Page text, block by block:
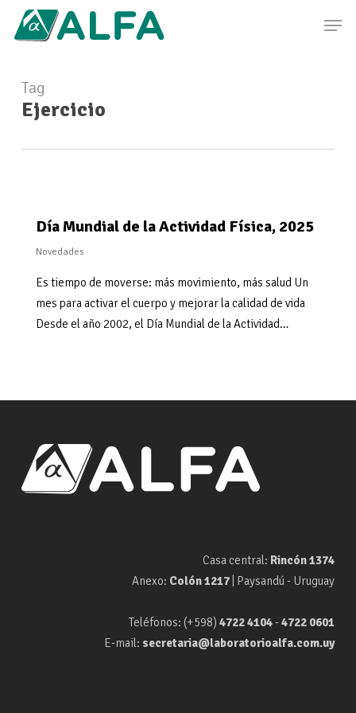
Tag
Ejercicio
Día Mundial de la Actividad Física, 2025
Novedades
Es tiempo de moverse: más movimiento, más salud Un
mes para activar el cuerpo y mejorar la calidad de vida
Desde el año 2002, el Día Mundial de la Actividad…
Casa central: Rincón 1374
Anexo: Colón 1217 | Paysandú - Uruguay
Teléfonos: (+598)4722 4104-4722 0601
E-mail: secretaria@laboratorioalfa.com.uy